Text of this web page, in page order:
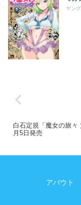
白石定規「魔女の旅々
月5日発売
アバウト